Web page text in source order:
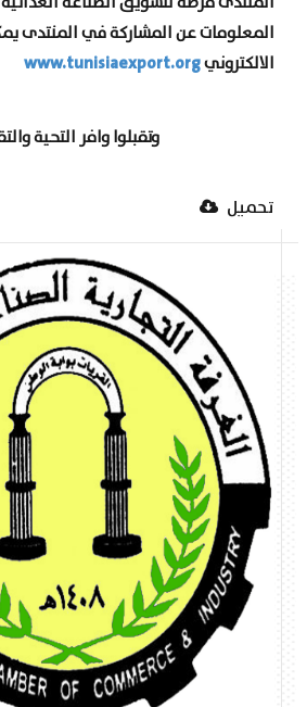
المعلومات عن المشاركة في المنتدى
الالكترونيwww.tunisiaexport.org
وتقبلوا وافر التحية
تحميل